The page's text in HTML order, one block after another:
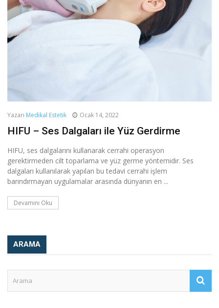
Yazarı Medikal Estetik Ocak 14, 2022
HIFU – Ses Dalgaları ile Yüz Gerdirme
HIFU, ses dalgalarını kullanarak cerrahi operasyon
gerektirmeden cilt toparlama ve yüz germe yöntemidir. Ses
dalgaları kullanılarak yapılan bu tedavi cerrahi işlem
barındırmayan uygulamalar arasında dünyanın en ...
Devamını Oku
ARAMA